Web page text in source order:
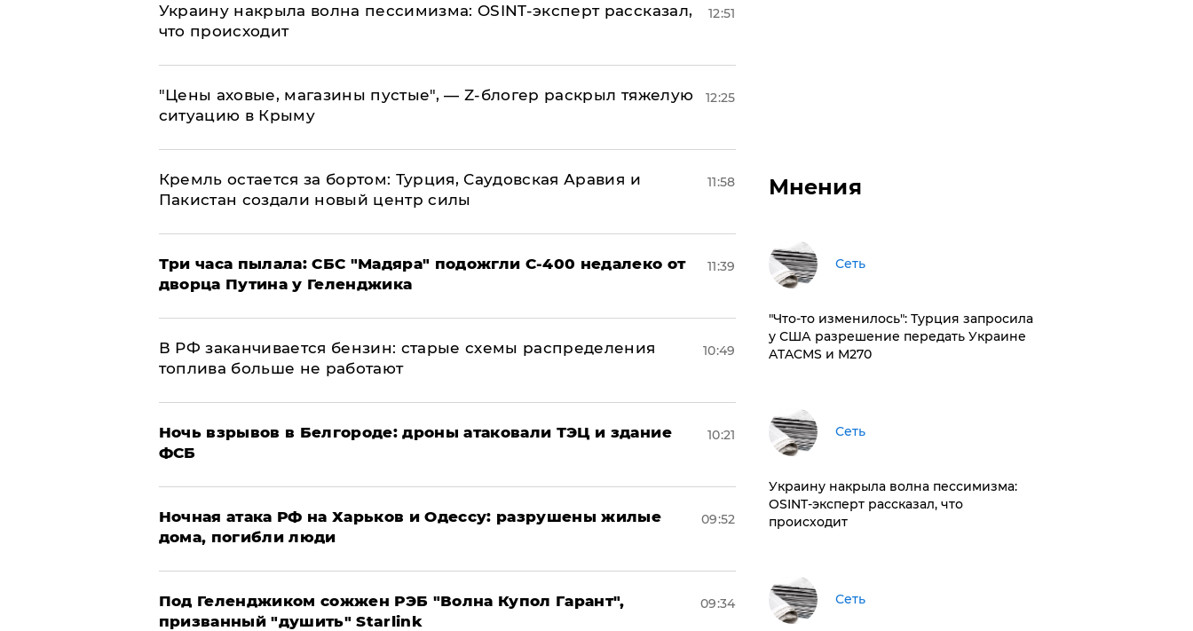
​Украину накрыла волна пессимизма: OSINT-эксперт рассказал,
что происходит
12:51
​"Цены аховые, магазины пустые", — Z-блогер раскрыл тяжелую
ситуацию в Крыму
12:25
​Кремль остается за бортом: Турция, Саудовская Аравия и
Пакистан создали новый центр силы
11:58
Три часа пылала: СБС "Мадяра" подожгли С-400 недалеко от
дворца Путина у Геленджика
11:39
​В РФ заканчивается бензин: старые схемы распределения
топлива больше не работают
10:49
​Ночь взрывов в Белгороде: дроны атаковали ТЭЦ и здание
ФСБ
10:21
​Ночная атака РФ на Харьков и Одессу: разрушены жилые
дома, погибли люди
09:52
Под Геленджиком сожжен РЭБ "Волна Купол Гарант",
призванный "душить" Starlink
09:34
Мнения
Сеть
​"Что-то изменилось": Турция запросила
у США разрешение передать Украине
ATACMS и M270
Сеть
​Украину накрыла волна пессимизма:
OSINT-эксперт рассказал, что
происходит
Сеть